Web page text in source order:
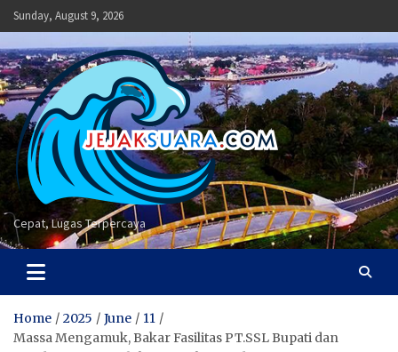
Skip
to
content
Sunday, August 9, 2026
Cepat, Lugas Terpercaya
Home 2025 June
11
Massa Mengamuk, Bakar Fasilitas PT.SSL Bupati dan